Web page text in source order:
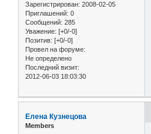
Зарегистрирован: 2008-02-05
Приглашений: 0
Сообщений: 285
Уважение: [+0/-0]
Позитив: [+0/-0]
Провел на форуме:
Не определено
Последний визит:
2012-06-03 18:03:30
Елена Кузнецова
Members